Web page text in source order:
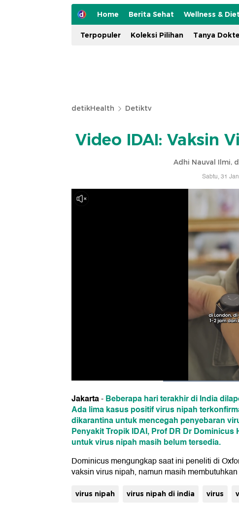
Home Berita Sehat Wellness & Diet
Terpopuler Koleksi Pilihan Tanya
detikHealth Detiktv
Video IDAI: Vaksin
Adhi Nauval Ilmi,
Sabtu, 31
Jakarta-Beberapa hari terakhir di India
Ada lima kasus positif virus nipah
dikarantina untuk mencegah penyebaran
Penyakit Tropik IDAI, Prof DR Dr
untuk virus nipah masih belum tersedia.
Dominicus mengungkap saat ini peneliti di
vaksin virus nipah, namun masih
virus nipah virus nipah di india virus